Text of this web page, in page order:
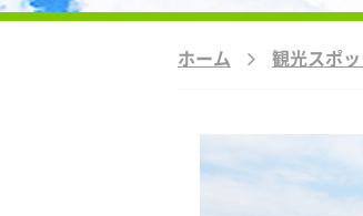
ホーム 観光スポ